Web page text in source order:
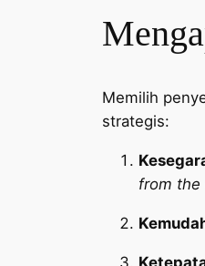
Memilih
strategis:
from the